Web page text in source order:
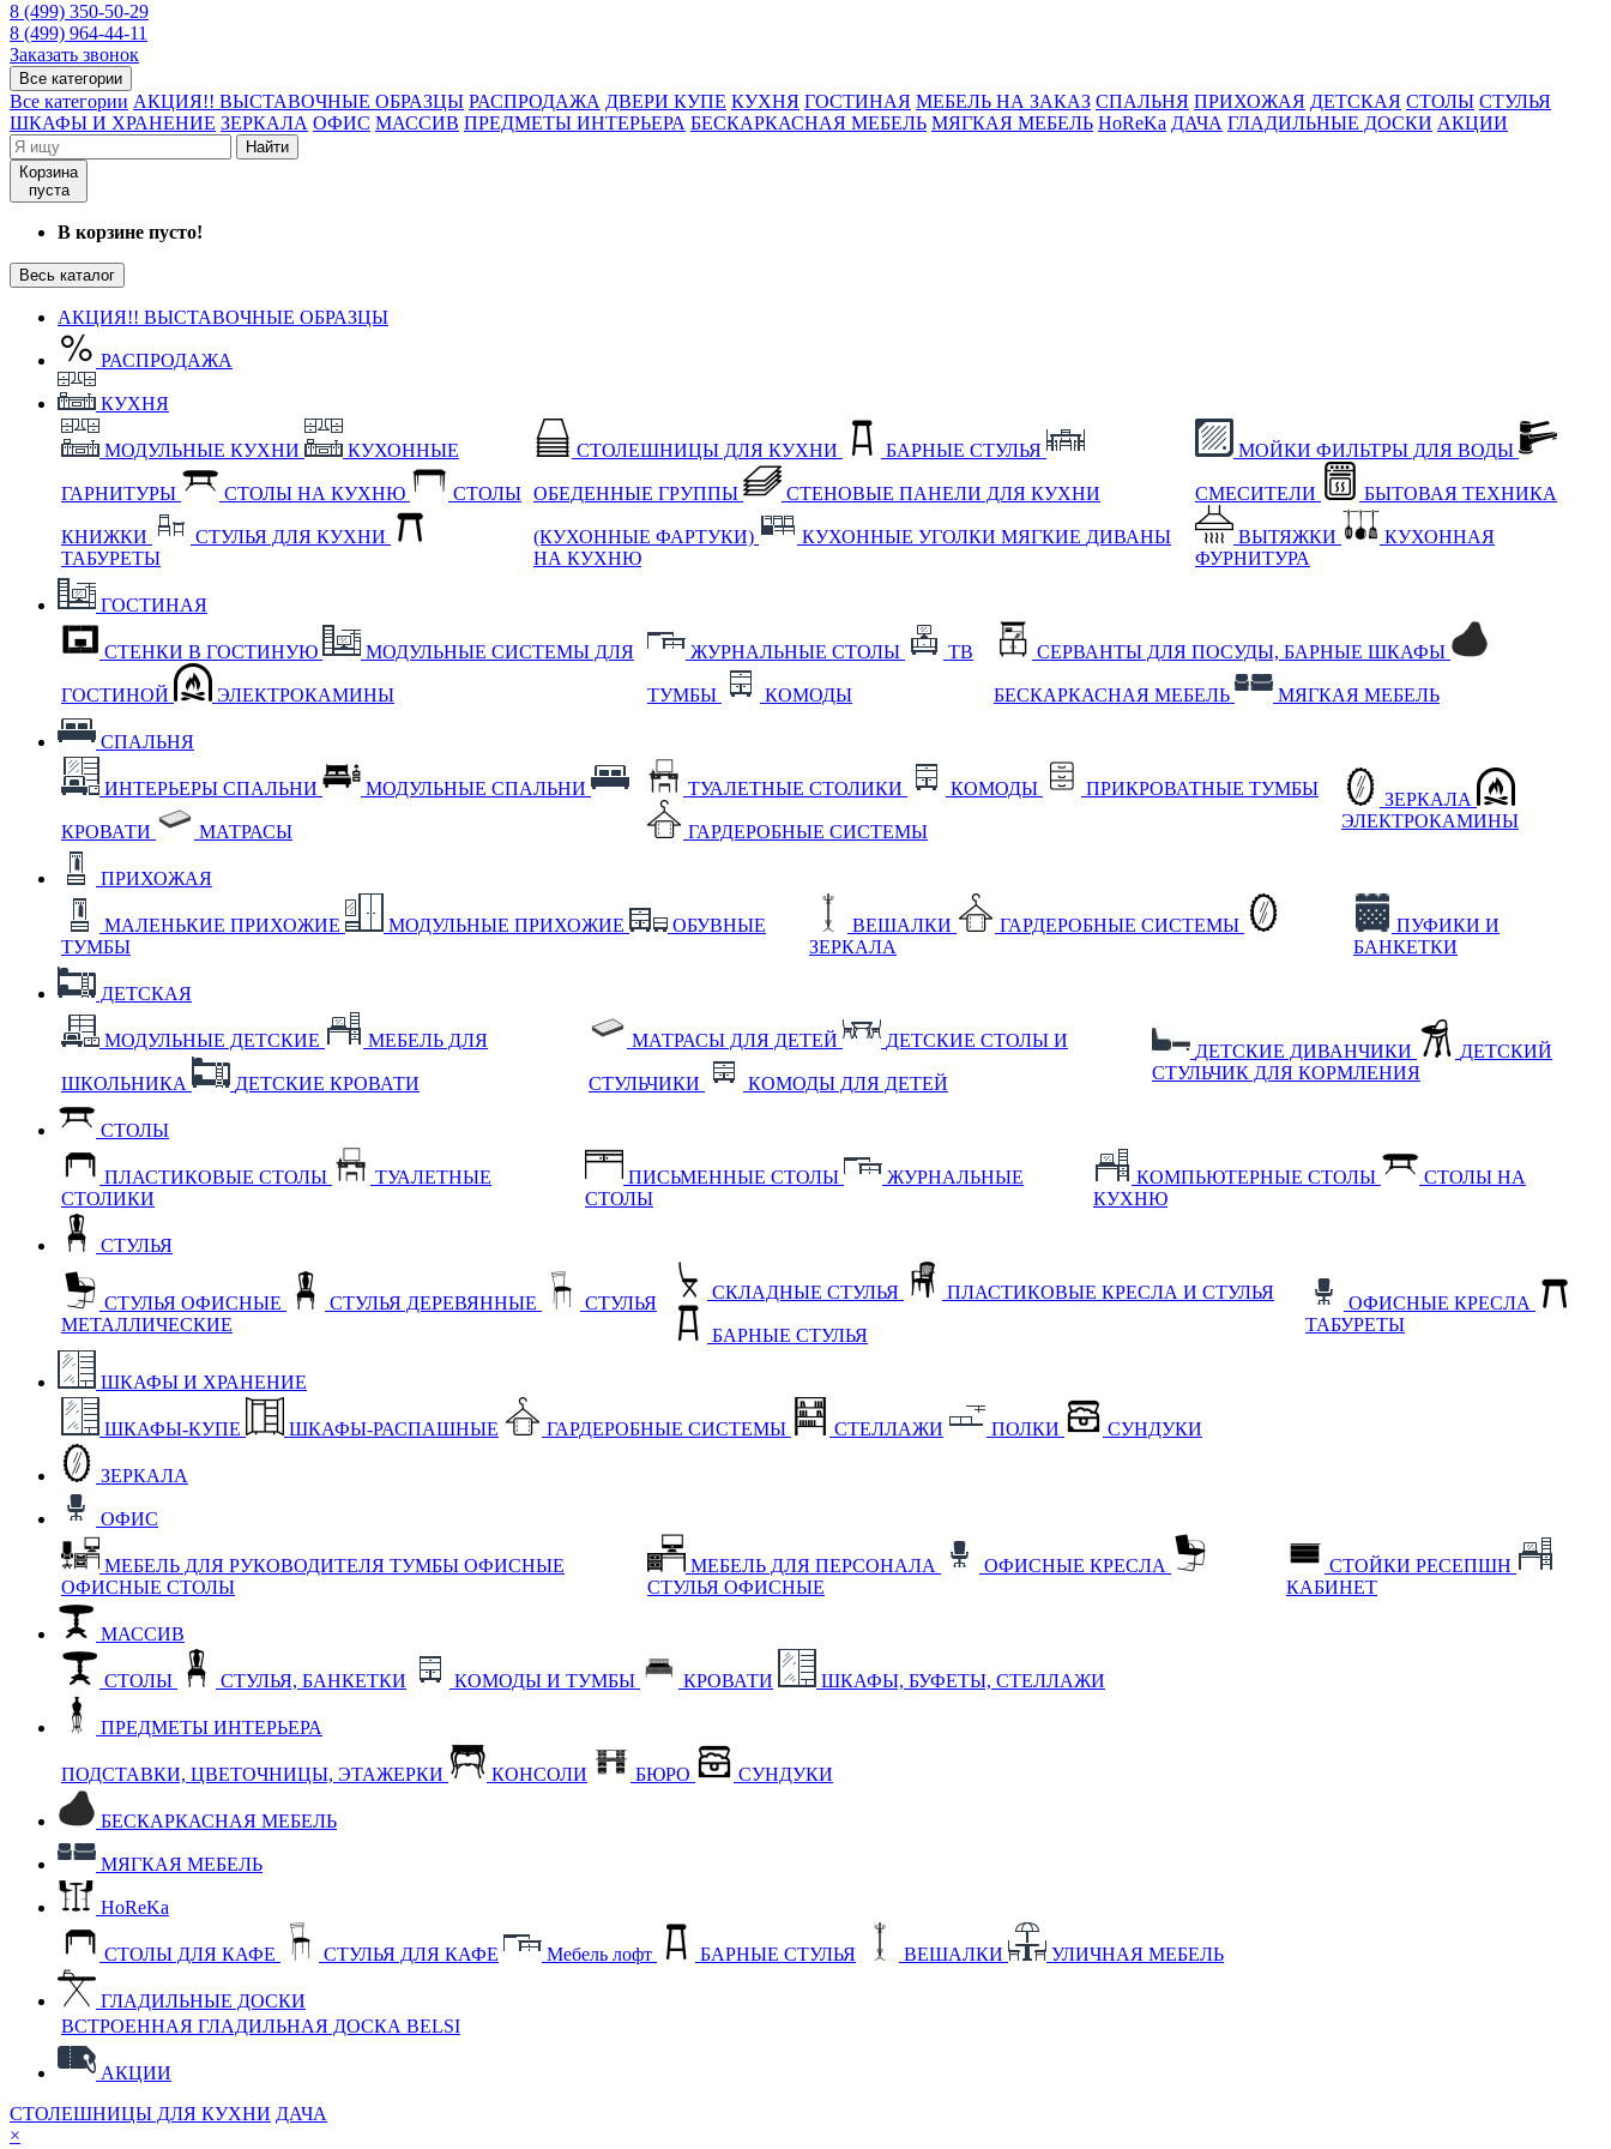
8 (499) 350-50-29
8 (499) 964-44-11
Заказать звонок
Все категории
Все категории АКЦИЯ!! ВЫСТАВОЧНЫЕ ОБРАЗЦЫ РАСПРОДАЖА ДВЕРИ КУПЕ КУХНЯ ГОСТИНАЯ МЕБЕЛЬ НА ЗАКАЗ СПАЛЬНЯ ПРИХОЖАЯ ДЕТСКАЯ СТОЛЫ СТУЛЬЯ
ШКАФЫ И ХРАНЕНИЕ ЗЕРКАЛА ОФИС МАССИВ ПРЕДМЕТЫ ИНТЕРЬЕРА БЕСКАРКАСНАЯ МЕБЕЛЬ МЯГКАЯ МЕБЕЛЬ HoReKa ДАЧА ГЛАДИЛЬНЫЕ ДОСКИ АКЦИИ
Найти
Корзина
пуста
В корзине пусто!
Весь каталог
АКЦИЯ!! ВЫСТАВОЧНЫЕ ОБРАЗЦЫ
РАСПРОДАЖА
КУХНЯ
МОДУЛЬНЫЕ КУХНИ КУХОННЫЕ
ГАРНИТУРЫ СТОЛЫ НА КУХНЮ СТОЛЫ
КНИЖКИ
СТУЛЬЯ ДЛЯ КУХНИ
ТАБУРЕТЫ
СТОЛЕШНИЦЫ ДЛЯ КУХНИ БАРНЫЕ СТУЛЬЯ
ОБЕДЕННЫЕ ГРУППЫ СТЕНОВЫЕ ПАНЕЛИ ДЛЯ КУХНИ
(КУХОННЫЕ ФАРТУКИ) КУХОННЫЕ УГОЛКИ МЯГКИЕ ДИВАНЫ
НА КУХНЮ
МОЙКИ ФИЛЬТРЫ ДЛЯ ВОДЫ
СМЕСИТЕЛИ БЫТОВАЯ ТЕХНИКА
ВЫТЯЖКИ
КУХОННАЯ
ФУРНИТУРА
ГОСТИНАЯ
СТЕНКИ В ГОСТИНУЮ МОДУЛЬНЫЕ СИСТЕМЫ ДЛЯ
ГОСТИНОЙ ЭЛЕКТРОКАМИНЫ
ЖУРНАЛЬНЫЕ СТОЛЫ ТВ
ТУМБЫ КОМОДЫ
СЕРВАНТЫ ДЛЯ ПОСУДЫ, БАРНЫЕ ШКАФЫ
БЕСКАРКАСНАЯ МЕБЕЛЬ МЯГКАЯ МЕБЕЛЬ
СПАЛЬНЯ
ИНТЕРЬЕРЫ СПАЛЬНИ МОДУЛЬНЫЕ СПАЛЬНИ
КРОВАТИ МАТРАСЫ
ТУАЛЕТНЫЕ СТОЛИКИ КОМОДЫ ПРИКРОВАТНЫЕ ТУМБЫ
ГАРДЕРОБНЫЕ СИСТЕМЫ
ЗЕРКАЛА
ЭЛЕКТРОКАМИНЫ
ПРИХОЖАЯ
МАЛЕНЬКИЕ ПРИХОЖИЕ МОДУЛЬНЫЕ ПРИХОЖИЕ
ОБУВНЫЕ
ТУМБЫ
ВЕШАЛКИ
ГАРДЕРОБНЫЕ СИСТЕМЫ
ЗЕРКАЛА
ПУФИКИ И
БАНКЕТКИ
ДЕТСКАЯ
МОДУЛЬНЫЕ ДЕТСКИЕ МЕБЕЛЬ ДЛЯ
ШКОЛЬНИКА ДЕТСКИЕ КРОВАТИ
МАТРАСЫ ДЛЯ ДЕТЕЙ ДЕТСКИЕ СТОЛЫ И
СТУЛЬЧИКИ КОМОДЫ ДЛЯ ДЕТЕЙ
ДЕТСКИЕ ДИВАНЧИКИ
ДЕТСКИЙ
СТУЛЬЧИК ДЛЯ КОРМЛЕНИЯ
СТОЛЫ
ПЛАСТИКОВЫЕ СТОЛЫ
ТУАЛЕТНЫЕ
СТОЛИКИ
ПИСЬМЕННЫЕ СТОЛЫ
ЖУРНАЛЬНЫЕ
СТОЛЫ
КОМПЬЮТЕРНЫЕ СТОЛЫ
СТОЛЫ НА
КУХНЮ
СТУЛЬЯ
СТУЛЬЯ ОФИСНЫЕ СТУЛЬЯ ДЕРЕВЯННЫЕ
СТУЛЬЯ
МЕТАЛЛИЧЕСКИЕ
СКЛАДНЫЕ СТУЛЬЯ ПЛАСТИКОВЫЕ КРЕСЛА И СТУЛЬЯ
БАРНЫЕ СТУЛЬЯ
ОФИСНЫЕ КРЕСЛА
ТАБУРЕТЫ
ШКАФЫ И ХРАНЕНИЕ
ШКАФЫ-КУПЕ ШКАФЫ-РАСПАШНЫЕ ГАРДЕРОБНЫЕ СИСТЕМЫ СТЕЛЛАЖИ ПОЛКИ СУНДУКИ
ЗЕРКАЛА
ОФИС
МЕБЕЛЬ ДЛЯ РУКОВОДИТЕЛЯ ТУМБЫ ОФИСНЫЕ
ОФИСНЫЕ СТОЛЫ
МЕБЕЛЬ ДЛЯ ПЕРСОНАЛА
ОФИСНЫЕ КРЕСЛА
СТУЛЬЯ ОФИСНЫЕ
СТОЙКИ РЕСЕПШН
КАБИНЕТ
МАССИВ
СТОЛЫ СТУЛЬЯ, БАНКЕТКИ КОМОДЫ И ТУМБЫ КРОВАТИ ШКАФЫ, БУФЕТЫ, СТЕЛЛАЖИ
ПРЕДМЕТЫ ИНТЕРЬЕРА
ПОДСТАВКИ, ЦВЕТОЧНИЦЫ, ЭТАЖЕРКИ КОНСОЛИ БЮРО СУНДУКИ
БЕСКАРКАСНАЯ МЕБЕЛЬ
МЯГКАЯ МЕБЕЛЬ
HoReKa
СТОЛЫ ДЛЯ КАФЕ СТУЛЬЯ ДЛЯ КАФЕ Мебель лофт БАРНЫЕ СТУЛЬЯ ВЕШАЛКИ УЛИЧНАЯ МЕБЕЛЬ
ГЛАДИЛЬНЫЕ ДОСКИ
ВСТРОЕННАЯ ГЛАДИЛЬНАЯ ДОСКА BELSI
АКЦИИ
СТОЛЕШНИЦЫ ДЛЯ КУХНИ ДАЧА
×